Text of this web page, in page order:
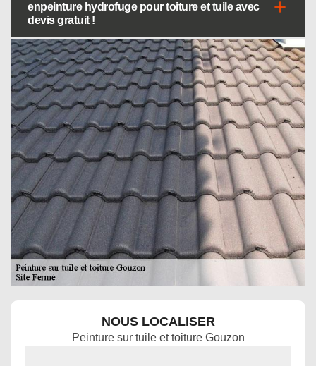
enpeinture hydrofuge pour toiture et tuile avec
devis gratuit !
NOUS LOCALISER
Peinture sur tuile et toiture Gouzon